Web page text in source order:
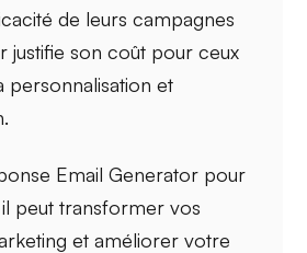
de leurs campagnes
justifie son coût pour ceux
personnalisation et
Email Generator pour
peuttransformer vos
et améliorer votre